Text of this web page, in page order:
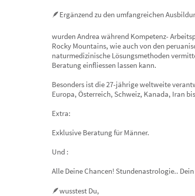
🪶Ergänzend zu den umfangreichen
wurden Andrea während Kompetenz-
Rocky Mountains, wie auch von den
naturmedizinische Lösungsmethoden
Beratung einfliessen lassen kann.
Besonders ist die 27-jährige weltweite
Europa, Österreich, Schweiz, Kanada, Iran
Extra:
Exklusive Beratung für Männer.
Und :
Alle Deine Chancen! Stundenastrologie..
🪶wusstest Du,